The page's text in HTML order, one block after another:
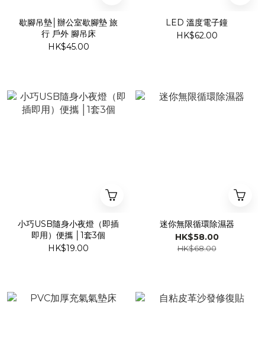
歇腳吊墊│辦公室歇腳墊 旅
行 戶外 腳吊床
HK$45.00
LED 溫度電子鐘
HK$62.00
小巧USB隨身小夜燈（即插
即用）便攜 │1套3個
HK$19.00
迷你無限循環除濕器
HK$58.00
HK$68.00